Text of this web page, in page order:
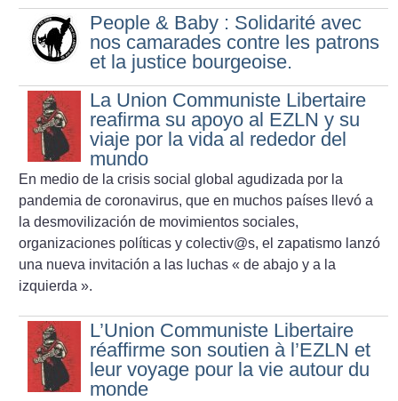
People & Baby : Solidarité avec
nos camarades contre les patrons
et la justice bourgeoise.
La Union Communiste Libertaire
reafirma su apoyo al EZLN y su
viaje por la vida al rededor del
mundo
En medio de la crisis social global agudizada por la
pandemia de coronavirus, que en muchos países llevó a
la desmovilización de movimientos sociales,
organizaciones políticas y colectiv@s, el zapatismo lanzó
una nueva invitación a las luchas « de abajo y a la
izquierda ».
L’Union Communiste Libertaire
réaffirme son soutien à l’EZLN et
leur voyage pour la vie autour du
monde